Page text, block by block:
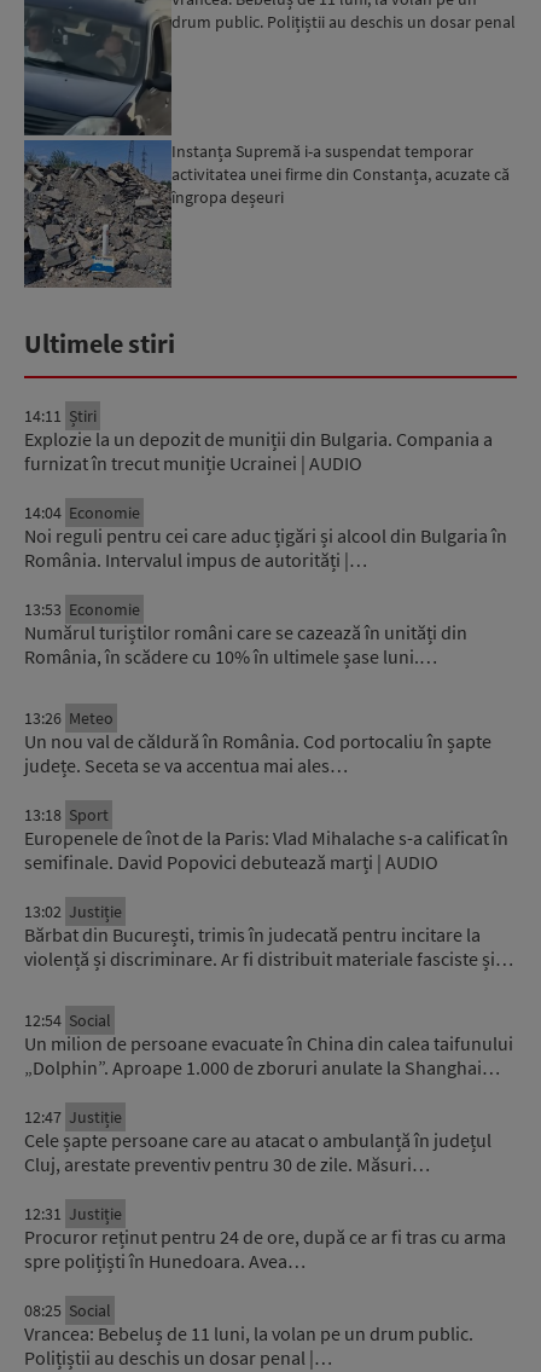
drum public. Polițiștii au deschis un dosar penal
Instanța Supremă i-a suspendat temporar
activitatea unei firme din Constanța, acuzate că
îngropa deșeuri
Ultimele stiri
14:11 Știri
Explozie la un depozit de muniții din Bulgaria. Compania a
furnizat în trecut muniție Ucrainei | AUDIO
14:04 Economie
Noi reguli pentru cei care aduc țigări și alcool din Bulgaria în
România. Intervalul impus de autorități |…
13:53 Economie
Numărul turiștilor români care se cazează în unități din
România, în scădere cu 10% în ultimele șase luni.…
13:26 Meteo
Un nou val de căldură în România. Cod portocaliu în șapte
județe. Seceta se va accentua mai ales…
13:18 Sport
Europenele de înot de la Paris: Vlad Mihalache s-a calificat în
semifinale. David Popovici debutează marți | AUDIO
13:02 Justiție
Bărbat din București, trimis în judecată pentru incitare la
violență și discriminare. Ar fi distribuit materiale fasciste și…
12:54 Social
Un milion de persoane evacuate în China din calea taifunului
„Dolphin”. Aproape 1.000 de zboruri anulate la Shanghai…
12:47 Justiție
Cele șapte persoane care au atacat o ambulanță în județul
Cluj, arestate preventiv pentru 30 de zile. Măsuri…
12:31 Justiție
Procuror reținut pentru 24 de ore, după ce ar fi tras cu arma
spre polițiști în Hunedoara. Avea…
08:25 Social
Vrancea: Bebeluș de 11 luni, la volan pe un drum public.
Polițiștii au deschis un dosar penal |…